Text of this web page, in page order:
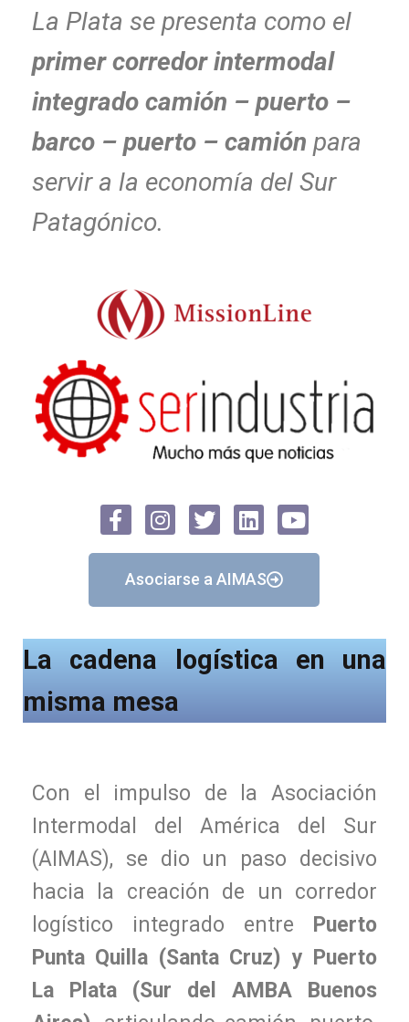
La Plata se presenta como el
primer corredor intermodal
integrado camión – puerto –
barco – puerto – camión para
servir a la economía del Sur
Patagónico.
Asociarse a AIMAS
La cadena logística en una
misma mesa
Con el impulso de la Asociación
Intermodal del América del Sur
(AIMAS), se dio un paso decisivo
hacia la creación de un corredor
logístico integrado entre
Puerto
Punta Quilla (Santa Cruz) y Puerto
La Plata (Sur del AMBA Buenos